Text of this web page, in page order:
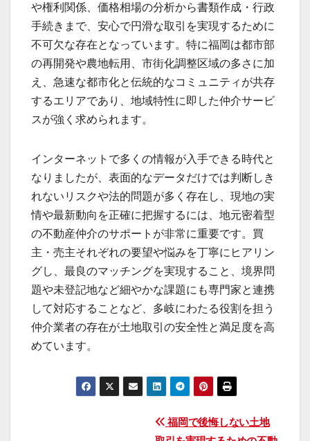
や権利関係、価格相場の分析から書類作成・行政
手続きまで、安心で円滑な取引を実現するために
不可欠な存在となっています。特に福岡は都市部
の再開発や農地転用、市街化調整区域の多さに加
え、急速な都市化と伝統的なコミュニティが共存
するエリアであり、地域特性に即した仲介サービ
スが強く求められます。
インターネットで多くの情報が入手できる時代と
なりましたが、表面的なデータだけでは判断しき
れないリスクや法的問題が多く存在し、現地の実
情や最新動向を正確に把握するには、地元密着型
の不動産仲介のサポートが非常に重要です。買
主・売主それぞれの要望や悩みを丁寧にヒアリン
グし、最良のマッチングを実現すること、境界問
題や未登記地など細やかな課題にも専門家と連携
して対応することなど、多岐にわたる役割を担う
仲介業者の存在が土地取引の安全性と満足度を高
めています。
福岡で後悔しない土地